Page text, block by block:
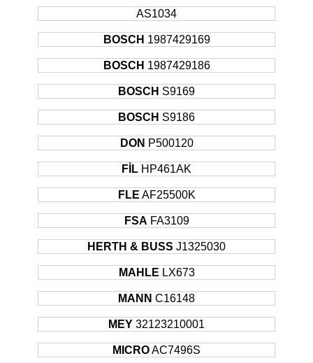
MITSUBISHI PAJERO Suv 73KW
1994 -
1999
MITSUBISHI PAJERO Suv
1998 -
73KW
MITSUBISHI PAJERO Suv 73KW
2001 -
2006
MITSUBISHI PAJERO Suv 85KW
MITSUBISHI PAJERO Suv
Sonrası
98KW
AS1034
BOSCH 1987429169
BOSCH 1987429186
BOSCH S9169
BOSCH S9186
DON P500120
FİL HP461AK
FLE AF25500K
FSA FA3109
HERTH & BUSS J1325030
MAHLE LX673
MANN C16148
MEY 32123210001
MICROAC7496S